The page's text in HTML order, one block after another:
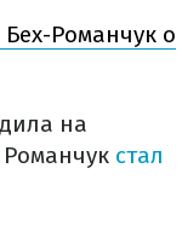
Романчук о
на
стал